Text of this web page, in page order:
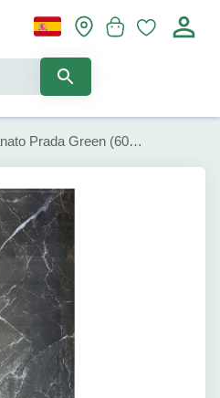
Porcelanato Prada Green (60x60cm)